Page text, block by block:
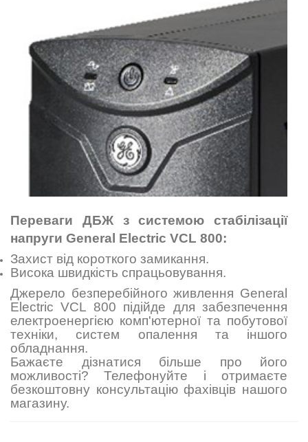
Переваги ДБЖ з системою стабілізації
напруги General Electric VCL 800:
Захист від короткого замикання.
Висока швидкість спрацьовування.
Джерело безперебійного живлення General
Electric VCL 800 підійде для забезпечення
електроенергією комп'ютерної та побутової
техніки, систем опалення та іншого
обладнання.
Бажаєте дізнатися більше про його
можливості? Телефонуйте і отримаєте
безкоштовну консультацію фахівців нашого
магазину.